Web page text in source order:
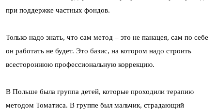
при поддержке частных фондов.
Только надо знать, что сам метод – это не панацея, сам по себе
он работать не будет. Это базис, на котором надо строить
всестороннюю профессиональную коррекцию.
В Польше была группа детей, которые проходили терапию
методом Томатиса. В группе был мальчик, страдающий